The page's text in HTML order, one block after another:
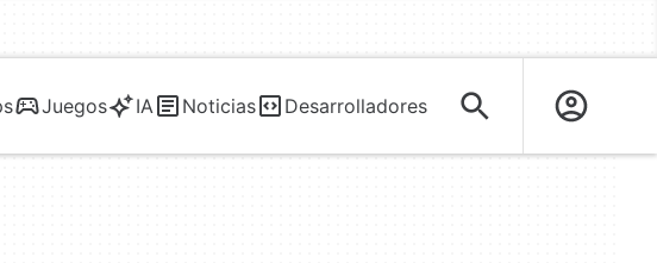
Juegos IA Noticias Desarrolladores